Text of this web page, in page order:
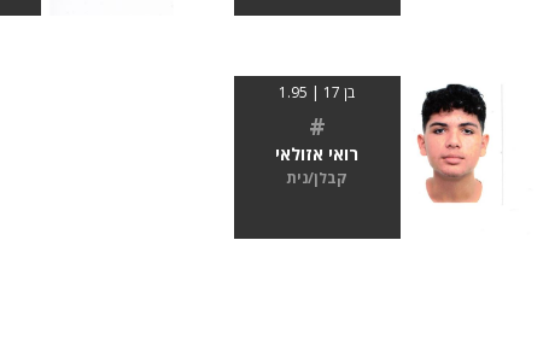
בן 17 | 1.95
#
רואי אזולאי
קבלן/נית